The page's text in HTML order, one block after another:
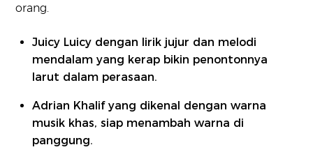
orang.
Juicy Luicy dengan lirik jujur dan melodi
mendalam yang kerap bikin penontonnya
larut dalam perasaan.
Adrian Khalif yang dikenal dengan warna
musik khas, siap menambah warna di
panggung.